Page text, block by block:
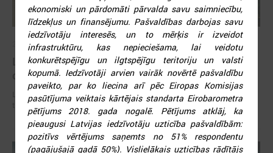
2026. gada 02. jūlijs
LPS iesaka likumā noteikt pašvaldības
organizētus sabiedriskā transporta pārvadājumus
LPS iesaka likumā noteikt pašvaldības organizētus sabiedriskā
transporta pārvadājumus
ekonomiski un pārdomāti pārvalda savu saimniecību,
līdzekļus un finansējumu. Pašvaldības darbojas savu
iedzīvotāju interesēs, un to mērķis ir izveidot
infrastruktūru, kas nepieciešama, lai veidotu
konkurētspējīgu un ilgtspējīgu teritoriju un valsti
kopumā. Iedzīvotāji arvien vairāk novērtē pašvaldību
paveikto, par ko liecina arī pēc Eiropas Komisijas
pasūtījuma veiktais kārtējais standarta Eirobarometra
pētījums 2018. gada nogalē. Pētījums atklāj, ka
pieaugusi Latvijas iedzīvotāju uzticība pašvaldībām:
pozitīvs vērtējums saņemts no 51% respondentu
(pagājušajā gadā 50%). Vislielākais uzticības rādītājs